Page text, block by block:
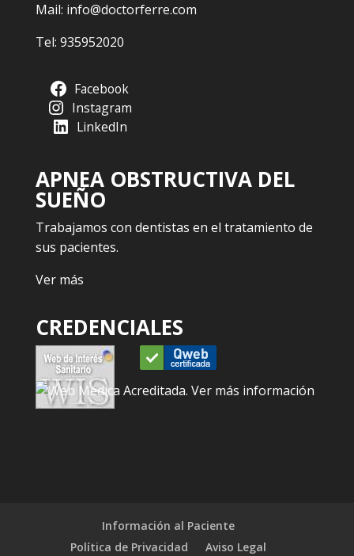
Mail: info@doctorferre.com
Tel: 935952020
Facebook
Instagram
LinkedIn
APNEA OBSTRUCTIVA DEL
SUEÑO
Trabajamos con dentistas en el tratamiento de
sus pacientes.
Ver más
CREDENCIALES
Información al Paciente
Política de Privacidad
Aviso Legal